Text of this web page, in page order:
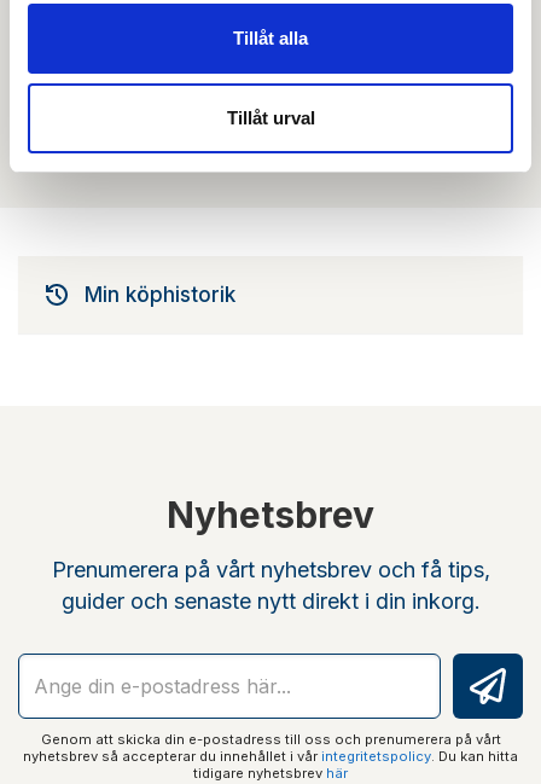
Tillåt alla
Tillåt urval
Det finns ännu ingen film för denna produkt
Min köphistorik
Nyhetsbrev
Prenumerera på vårt nyhetsbrev och få tips,
guider och senaste nytt direkt i din inkorg.
Genom att skicka din e-postadress till oss och prenumerera på vårt
nyhetsbrev så accepterar du innehållet i vår integritetspolicy. Du kan hitta
tidigare nyhetsbrev här